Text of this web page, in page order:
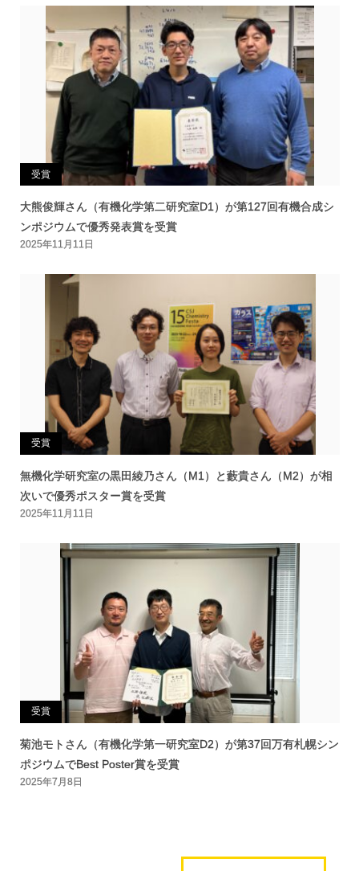
受賞
大熊俊輝さん（有機化学第二研究室D1）が第127回有機合成シ
ンポジウムで優秀発表賞を受賞
2025年11月11日
受賞
無機化学研究室の黒田綾乃さん（M1）と藪貴さん（M2）が相
次いで優秀ポスター賞を受賞
2025年11月11日
受賞
菊池モトさん（有機化学第一研究室D2）が第37回万有札幌シン
ポジウムでBest Poster賞を受賞
2025年7月8日